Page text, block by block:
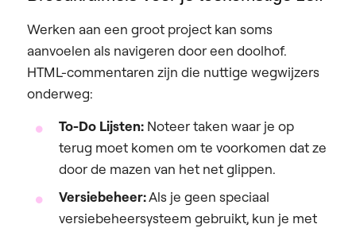
Werken aan een groot project kan soms
aanvoelen als navigeren door een doolhof.
HTML-commentaren zijn die nuttige wegwijzers
onderweg:
To-Do Lijsten: Noteer taken waar je op
terug moet komen om te voorkomen dat ze
door de mazen van het net glippen.
Versiebeheer:Als je geen speciaal
versiebeheersysteem gebruikt, kun je met